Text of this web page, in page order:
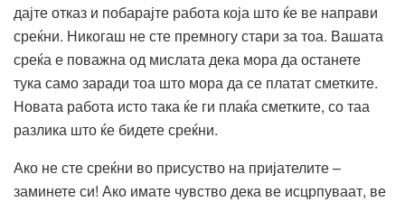
дајте отказ и побарајте работа која што ќе ве направи
среќни. Никогаш не сте премногу стари за тоа. Вашата
среќа е поважна од мислата дека мора да останете
тука само заради тоа што мора да се платат сметките.
Новата работа исто така ќе ги плаќа сметките, со таа
разлика што ќе бидете среќни.
Ако не сте среќни во присуство на пријателите –
заминете си! Ако имате чувство дека ве исцрпуваат, ве